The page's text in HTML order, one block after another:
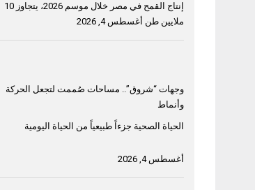
إنتاج القمح في مصر خلال موسم 2026، يتجاوز 10
ملايين طن أغسطس 4, 2026
وجهات “شروق”.. مساحات صُممت لتجعل الحركة
وأنماط
الحياة الصحية جزءاً طبيعياً من الحياة اليومية
أغسطس 4, 2026